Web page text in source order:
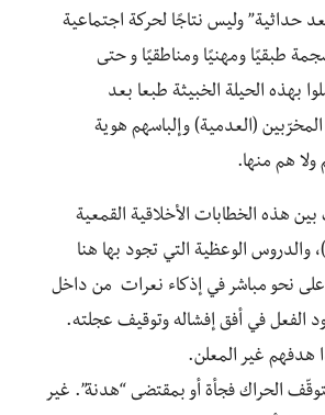
حداثية” وليس نتاجًا لحركة اجتماعية
طبقيًا ومهنيًا ومناطقيًا و حتى
بهذه الحيلة الخبيثة طبعا بعد
(العدمية) وإلباسهم هوية
هم منها.
هذه الخطابات الأخلاقية القمعية
والدروس الوعظية التي تجود بها هنا
على نحو مباشر في إذكاء نعرات من داخل
الفعل في أفق إفشاله وتوقيف عجلته.
هدفهم غير المعلن.
الحراك فجأة أو بمقتضى “هدنة”. غير